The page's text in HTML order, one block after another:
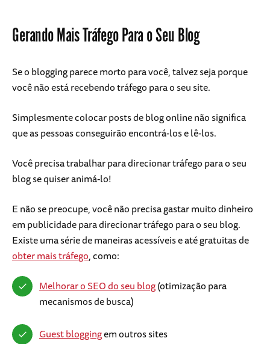
Gerando Mais Tráfego Para o Seu Blog
Se o blogging parece morto para você, talvez seja porque
você não está recebendo tráfego para o seu site.
Simplesmente colocar posts de blog online não significa
que as pessoas conseguirão encontrá-los e lê-los.
Você precisa trabalhar para direcionar tráfego para o seu
blog se quiser animá-lo!
E não se preocupe, você não precisa gastar muito dinheiro
em publicidade para direcionar tráfego para o seu blog.
Existe uma série de maneiras acessíveis e até gratuitas de
obter mais tráfego, como:
Melhorar o SEO do seu blog(otimização para
mecanismos de busca)
Guest bloggingem outros sites